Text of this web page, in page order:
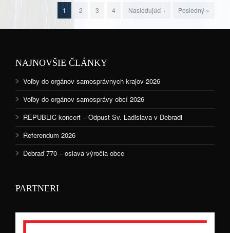
1 2 3 4 Nasledujúci › Posledný »
NAJNOVŠIE ČLÁNKY
Voľby do orgánov samosprávnych krajov 2026
Voľby do orgánov samosprávy obcí 2026
REPUBLIC koncert – Odpust Sv. Ladislava v Debradi
Referendum 2026
Debraď 770 – oslava výročia obce
PARTNERI